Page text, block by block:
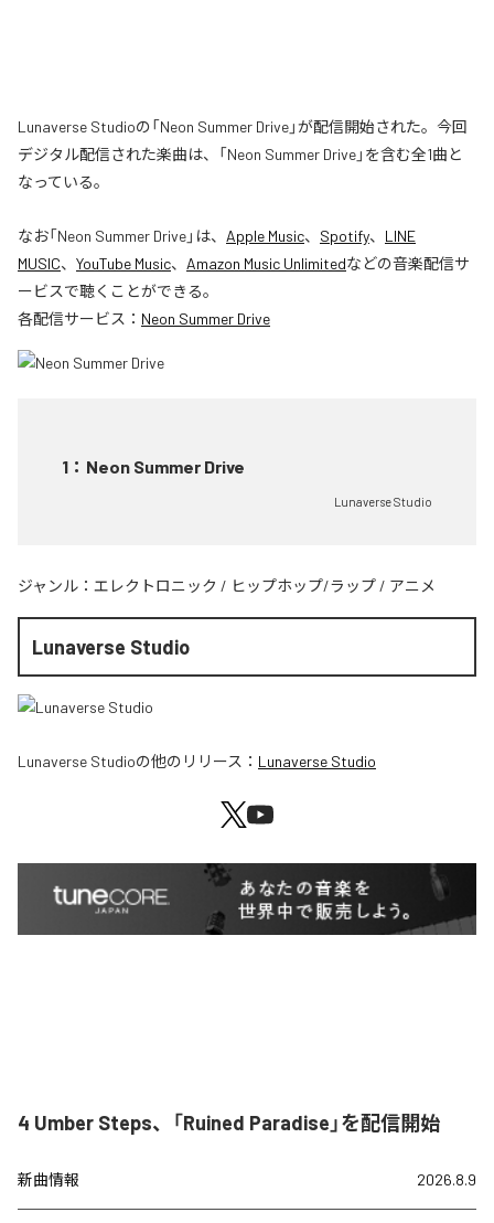
Lunaverse Studioの「Neon Summer Drive」が配信開始された。今回
デジタル配信された楽曲は、「Neon Summer Drive」を含む全1曲と
なっている。
なお「Neon Summer Drive」は、 Apple Music、 Spotify、 LINE
MUSIC、 YouTube Music、 Amazon Music Unlimitedなどの音楽配信サ
ービスで聴くことができる。
各配信サービス： Neon Summer Drive
1 ： Neon Summer Drive
Lunaverse Studio
ジャンル： エレクトロニック / ヒップホップ/ラップ / アニメ
Lunaverse Studio
Lunaverse Studioの他のリリース： Lunaverse Studio
4 Umber Steps、「Ruined Paradise」を配信開始
新曲情報 2026.8.9